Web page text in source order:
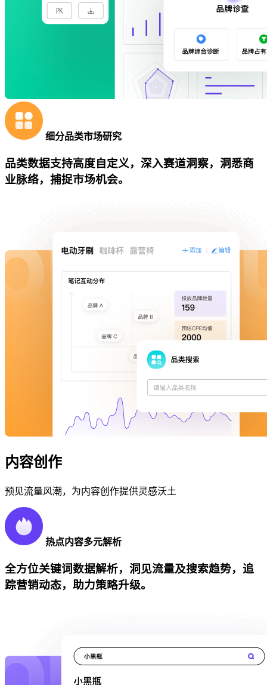
细分品类市场研究
品类数据支持高度自定义，深入赛道洞察，洞悉商
业脉络，捕捉市场机会。
内容创作
预见流量风潮，为内容创作提供灵感沃土
热点内容多元解析
全方位关键词数据解析，洞见流量及搜索趋势，追
踪营销动态，助力策略升级。